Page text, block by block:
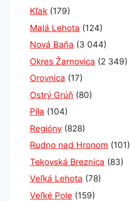
Kľak (179)
Malá Lehota (124)
Nová Baňa (3 044)
Okres Žarnovica (2 349)
Orovnica (17)
Ostrý Grúň (80)
Píla (104)
Regióny (828)
Rudno nad Hronom (101)
Tekovská Breznica (83)
Veľká Lehota (78)
Veľké Pole (159)